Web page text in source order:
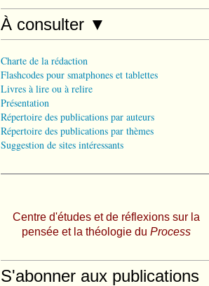
À consulter ▼
Charte de la rédaction
Flashcodes pour smatphones et tablettes
Livres à lire ou à relire
Présentation
Répertoire des publications par auteurs
Répertoire des publications par thèmes
Suggestion de sites intéressants
Centre d'études et de réflexions sur la
pensée et la théologie du Process
S'abonner aux publications